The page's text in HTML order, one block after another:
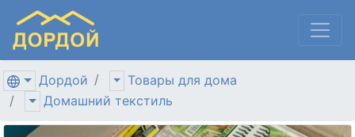
Дордой
Товары для дома
Домашний текстиль